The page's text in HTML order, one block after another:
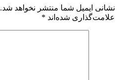
نشانی ایمیل شما منتشر نخواهد شد.
علامت‌گذاری شده‌اند *